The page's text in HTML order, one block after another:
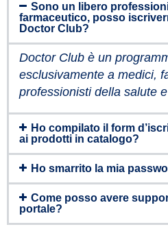
Sono un libero
farmaceutico, posso
Doctor Club?
Doctor Club è un
esclusivamente a medici,
professionisti della salute
Ho compilato il form
ai prodotti in catalogo?
Ho smarrito la mia
Come posso avere
portale?